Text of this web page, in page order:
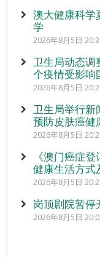
澳大健康科学
学
2026年8月5日
卫生局动态调
个疫情受影响
2026年8月5日
卫生局举行新
预防皮肤癌健
2026年8月5日
《澳门癌症
健康生活方式
2026年8月5日
岗顶剧院暂停
2026年8月5日